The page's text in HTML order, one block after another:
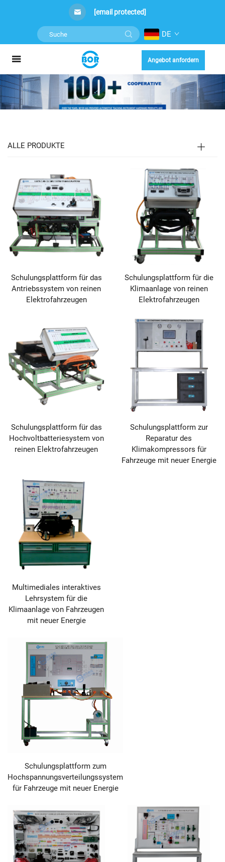
[email protected]
DE
Angebot anfordern
ALLE PRODUKTE
Schulungsplattform für das
Antriebssystem von reinen
Elektrofahrzeugen
Schulungsplattform für die
Klimaanlage von reinen
Elektrofahrzeugen
Schulungsplattform für das
Hochvoltbatteriesystem von
reinen Elektrofahrzeugen
Schulungsplattform zur
Reparatur des
Klimakompressors für
Fahrzeuge mit neuer Energie
Multimediales interaktives
Lehrsystem für die
Klimaanlage von Fahrzeugen
mit neuer Energie
Schulungsplattform zum
Hochspannungsverteilungssystem
für Fahrzeuge mit neuer Energie